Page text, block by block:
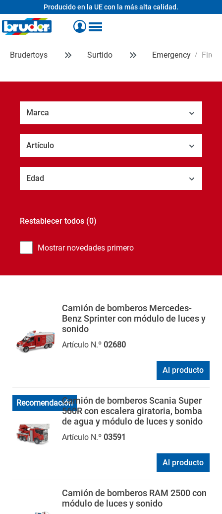
Producido en la UE con la más alta calidad.
Brudertoys Surtido Emergency Fire
Marca
Artículo
Edad
Mostrar novedades primero
Restablecer todos (0)
Camión de bomberos Mercedes-
Benz Sprinter con módulo de luces y
sonido
Artículo N.º 02680
Al producto
RecomendaciónCamión de bomberos Scania Super
560R con escalera giratoria, bomba
de agua y módulo de luces y sonido
Artículo N.º 03591
Al producto
Camión de bomberos RAM 2500 con
módulo de luces y sonido